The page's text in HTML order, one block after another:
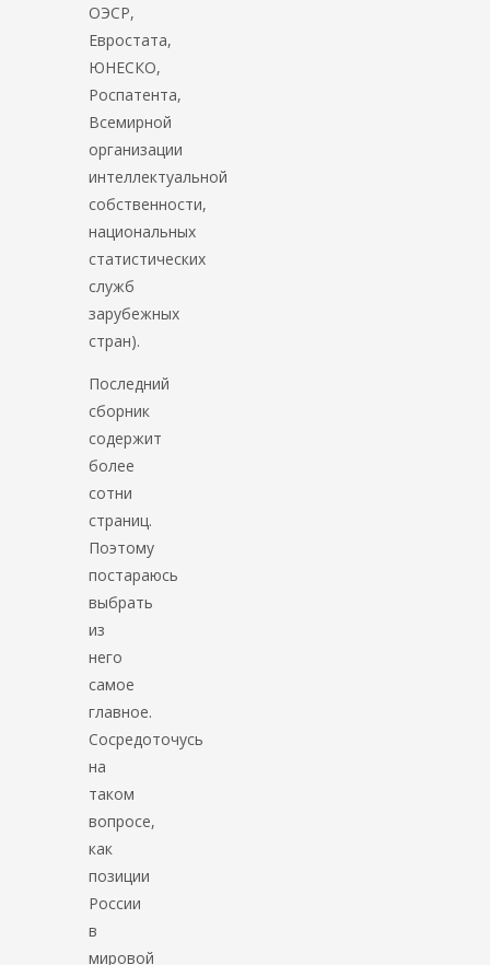
ОЭСР,
Евростата,
ЮНЕСКО,
Роспатента,
Всемирной
организации
интеллектуальной
собственности,
национальных
статистических
служб
зарубежных
стран).
Последний
сборник
содержит
более
сотни
страниц.
Поэтому
постараюсь
выбрать
из
него
самое
главное.
Сосредоточусь
на
таком
вопросе,
как
позиции
России
в
мировой